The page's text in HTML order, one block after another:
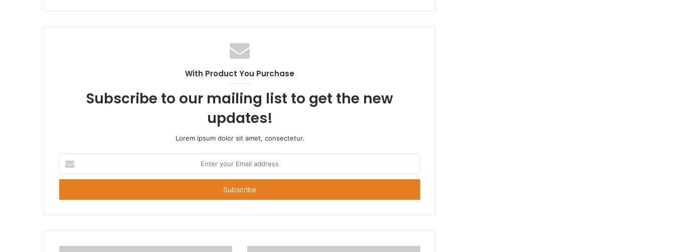
With Product You Purchase
Subscribe to our mailing list to get the new
updates!
Lorem ipsum dolor sit amet, consectetur.
t
r
u